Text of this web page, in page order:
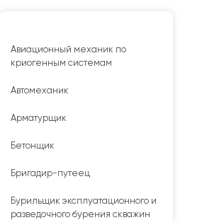
Авиационный механик по
криогенным системам
Автомеханик
Арматурщик
Бетонщик
Бригадир-путеец
Бурильщик эксплуатационного и
разведочного бурения скважин